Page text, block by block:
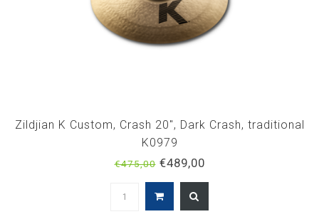
Zildjian K Custom, Crash 20", Dark Crash, traditional
K0979
€475,00€489,00